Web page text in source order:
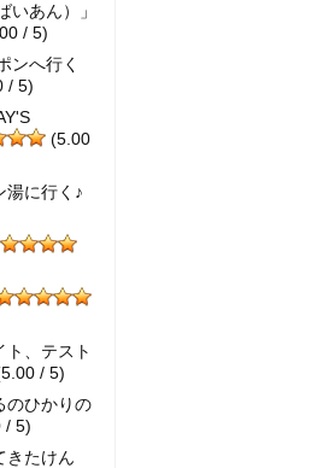
いあん）」
/ 5)
ンへ行く
/ 5)
(5.00
湯に行く♪
、テスト
/ 5)
ひかりの
/ 5)
きたけん